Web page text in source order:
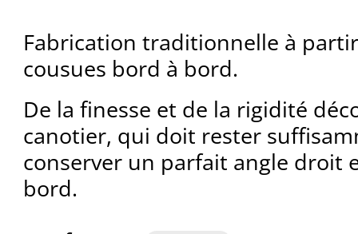
Fabrication traditionnelle à
cousues bord à bord.
De la finesse et de la rigidité
canotier, qui doit rester
conserver un parfait angle droit
bord.